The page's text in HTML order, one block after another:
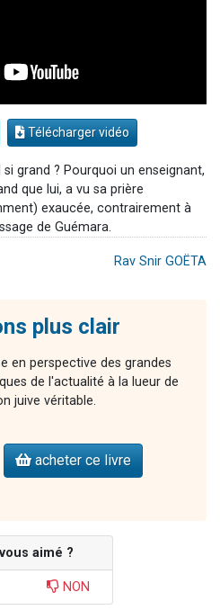
Télécharger vidéo
grand ? Pourquoi un enseignant,
que lui, a vu sa prière
exaucée, contrairement à
de Guémara.
Rav Snir GOËTA
plus clair
en perspective des grandes
de l'actualité à la lueur de
juive véritable.
acheter ce livre
aimé ?
NON